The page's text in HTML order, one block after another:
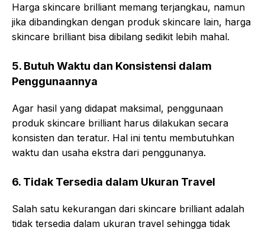
Harga skincare brilliant memang terjangkau, namun
jika dibandingkan dengan produk skincare lain, harga
skincare brilliant bisa dibilang sedikit lebih mahal.
5. Butuh Waktu dan Konsistensi dalam
Penggunaannya
Agar hasil yang didapat maksimal, penggunaan
produk skincare brilliant harus dilakukan secara
konsisten dan teratur. Hal ini tentu membutuhkan
waktu dan usaha ekstra dari penggunanya.
6. Tidak Tersedia dalam Ukuran Travel
Salah satu kekurangan dari skincare brilliant adalah
tidak tersedia dalam ukuran travel sehingga tidak